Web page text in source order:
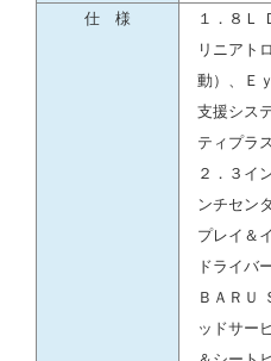
仕 様
１．８Ｌ
リニアト
動）、Ｅ
支援シス
ティプラ
２．３イ
ンチセン
プレイ＆
ドライバ
ＢＡＲＵ
ッドサー